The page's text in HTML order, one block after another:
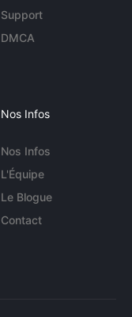
Support
DMCA
Nos Infos
Nos Infos
L'Équipe
Le Blogue
Contact